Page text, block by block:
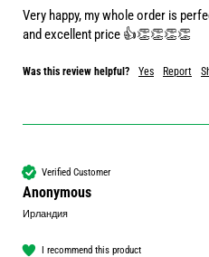
Very happy, my whole order is
and excellent price 👍👏👏👏👏
Was this review helpful? Yes Report
Verified Customer
Anonymous
Ирландия
I recommend this product